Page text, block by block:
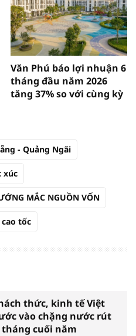
Văn Phú báo lợi nhuận 6
tháng đầu năm 2026
tăng 37% so với cùng kỳ
- Quảng Ngãi
xúc
MẮC NGUỒN VỐN
tốc
thức, kinh tế Việt
vào chặng nước rút
cuối năm